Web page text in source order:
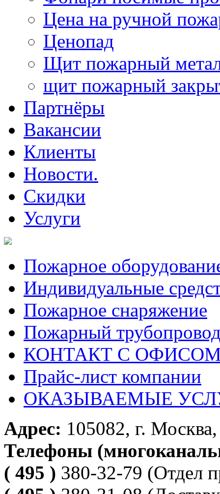
Цена на ручной
Ценопад
Щит пожарный
щит пожарный
Партнёры
Вакансии
Клиенты
Новости.
Скидки
Услуги
Пожарное
Индивидуальные
Пожарное снаряжение
Пожарный
КОНТАКТ С ОФИСОМ
Прайс-лист компании
ОКАЗЫВАЕМЫЕ
Адрес: 105082, г.
Телефоны
( 495 ) 380-32-79 (Отдел